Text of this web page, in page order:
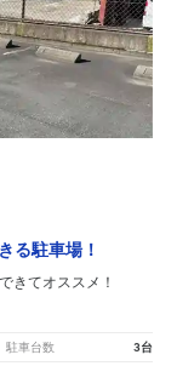
る駐車場！
きてオススメ！
駐車台数 3台